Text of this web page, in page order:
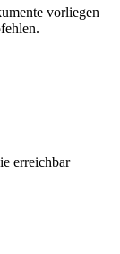
vorliegen
erreichbar